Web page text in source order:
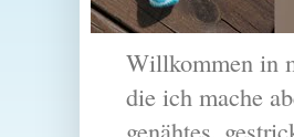
Willkommen in
die ich mache